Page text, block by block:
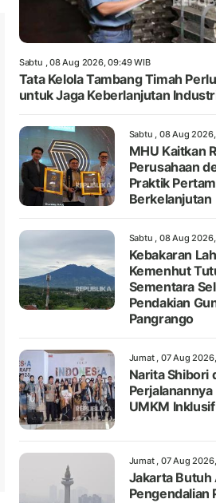
Sabtu , 08 Aug 2026, 09:49 WIB
Tata Kelola Tambang Timah
untuk Jaga Keberlanjutan
Sabtu , 08 Aug
MHU Kaitkan
Perusahaan
Praktik
Berkelanjutan
Sabtu , 08 Aug
Kebakaran
Kemenhut
Sementara
Pendakian
Pangrango
Jumat , 07 Aug
Narita Shibori
UMKM Inklusif
Jumat , 07 Aug
Jakarta Butuh
Pengendalian